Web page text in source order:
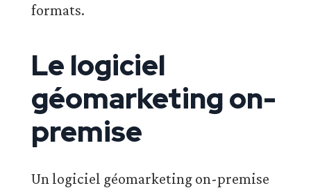
formats.
Le logiciel
géomarketing on-
premise
Un logiciel géomarketing on-premise